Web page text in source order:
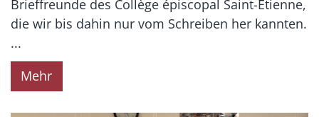
Brieffreunde des Collège épiscopal Saint-Étienne,
die wir bis dahin nur vom Schreiben her kannten.
...
Mehr